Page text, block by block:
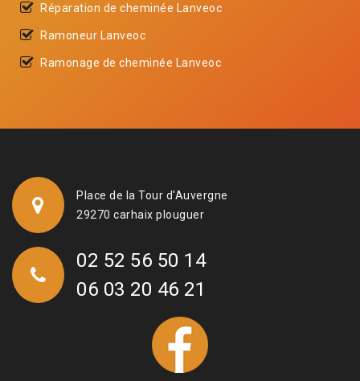
Réparation de cheminée Lanveoc
Ramoneur Lanveoc
Ramonage de cheminée Lanveoc
Place de la Tour d'Auvergne
29270 carhaix plouguer
02 52 56 50 14
06 03 20 46 21